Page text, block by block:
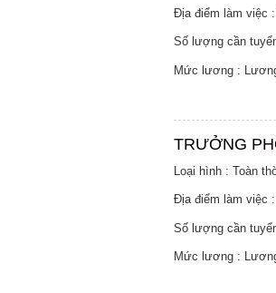
Địa điểm làm việc
Số lượng cần
Mức lương :
TRƯỞNG
Loại hình : Toàn
Địa điểm làm việc :
Số lượng cần
Mức lương :